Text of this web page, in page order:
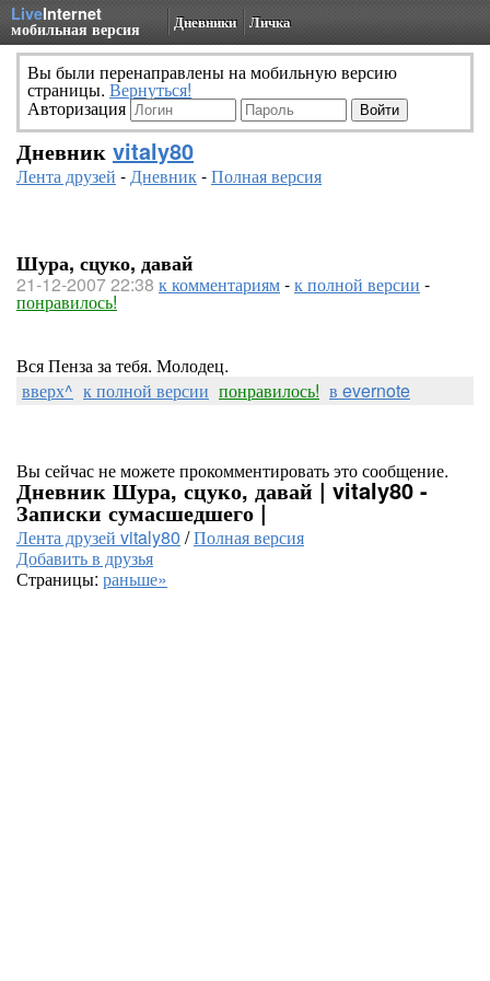
LiveInternet
мобильная версия Дневники Личка
Вы были перенаправлены на мобильную версию
страницы. Вернуться!
Авторизация
Дневник vitaly80
Лента друзей -Дневник-Полная версия
Шура, сцуко, давай
21-12-2007 22:38 к комментариям-к полной версии -
понравилось!
Вся Пенза за тебя. Молодец.
вверх^ к полной версии понравилось! в evernote
Вы сейчас не можете прокомментировать это сообщение.
Дневник Шура, сцуко, давай | vitaly80 -
Записки сумасшедшего |
Лента друзей vitaly80 /Полная версия
Добавить в друзья
Страницы: раньше»